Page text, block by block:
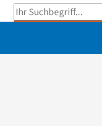
Suchbegriff eingeben